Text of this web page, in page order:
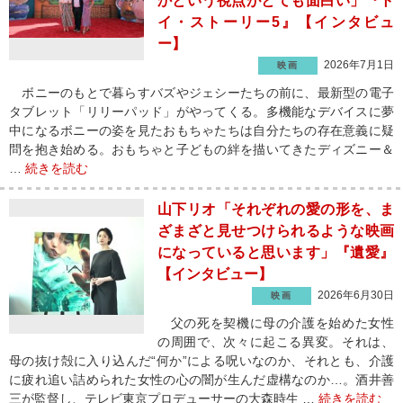
イ・ストーリー5』【インタビュ
ー】
映画 2026年7月1日
ボニーのもとで暮らすバズやジェシーたちの前に、最新型の電子
タブレット「リリーパッド」がやってくる。多機能なデバイスに夢
中になるボニーの姿を見たおもちゃたちは自分たちの存在意義に疑
問を抱き始める。おもちゃと子どもの絆を描いてきたディズニー＆
続きを読む
山下リオ「それぞれの愛の形を、ま
ざまざと見せつけられるような映画
になっていると思います」『遺愛』
【インタビュー】
映画 2026年6月30日
父の死を契機に母の介護を始めた女性
の周囲で、次々に起こる異変。それは、
母の抜け殻に入り込んだ“何か”による呪いなのか、それとも、介護
に疲れ追い詰められた女性の心の闇が生んだ虚構なのか…。酒井善
三が監督し、テレビ東京プロデューサーの大森時生 … 続きを読む